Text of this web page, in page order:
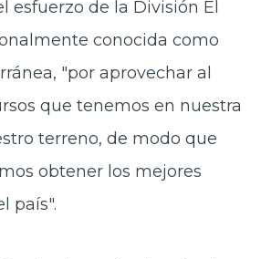
esfuerzo de la División El
conocida como
"por aprovechar al
que tenemos en nuestra
terreno, de modo que
obtener los mejores
país".